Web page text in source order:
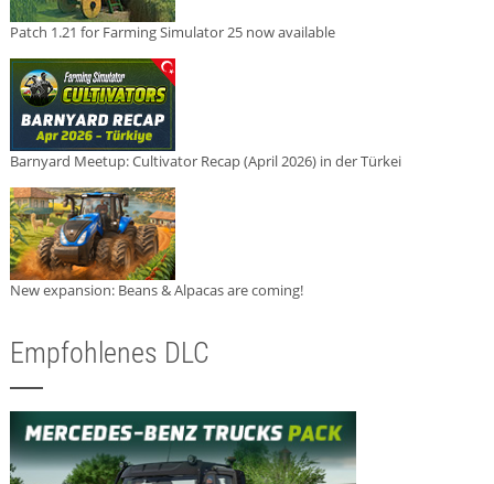
Patch 1.21 for Farming Simulator 25 now available
Barnyard Meetup: Cultivator Recap (April 2026) in der Türkei
New expansion: Beans & Alpacas are coming!
Empfohlenes DLC